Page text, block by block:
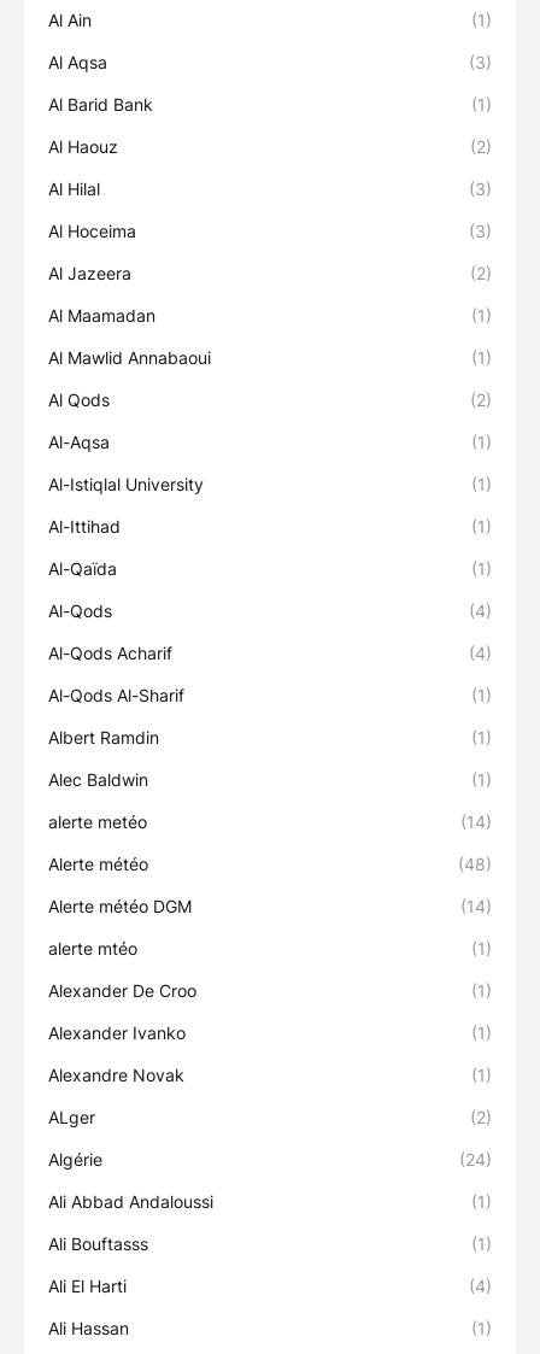
Al Ain (1)
Al Aqsa (3)
Al Barid Bank (1)
Al Haouz (2)
Al Hilal (3)
Al Hoceima (3)
Al Jazeera (2)
Al Maamadan (1)
Al Mawlid Annabaoui (1)
Al Qods (2)
Al-Aqsa (1)
Al-Istiqlal University (1)
Al-Ittihad (1)
Al-Qaïda (1)
Al-Qods (4)
Al-Qods Acharif (4)
Al-Qods Al-Sharif (1)
Albert Ramdin (1)
Alec Baldwin (1)
alerte metéo (14)
Alerte météo (48)
Alerte météo DGM (14)
alerte mtéo (1)
Alexander De Croo (1)
Alexander Ivanko (1)
Alexandre Novak (1)
ALger (2)
Algérie (24)
Ali Abbad Andaloussi (1)
Ali Bouftasss (1)
Ali El Harti (4)
Ali Hassan (1)